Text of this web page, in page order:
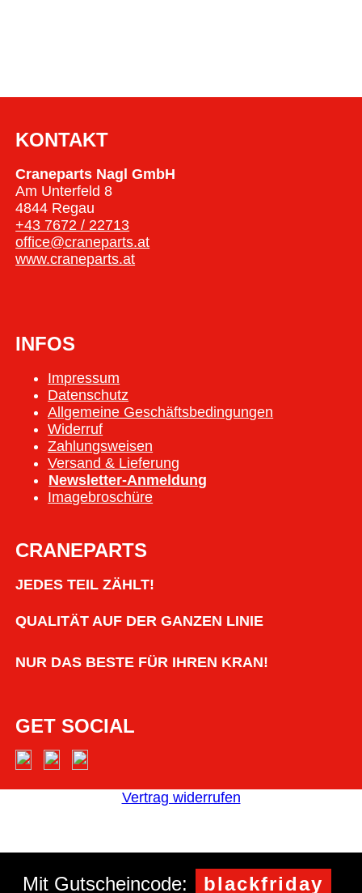
KONTAKT
Craneparts Nagl GmbH
Am Unterfeld 8
4844 Regau
+43 7672 / 22713
office@craneparts.at
www.craneparts.at
INFOS
Impressum
Datenschutz
Allgemeine Geschäftsbedingungen
Widerruf
Zahlungsweisen
Versand & Lieferung
Newsletter-Anmeldung
Imagebroschüre
CRANEPARTS
JEDES TEIL ZÄHLT!
QUALITÄT AUF DER GANZEN LINIE
NUR DAS BESTE FÜR IHREN KRAN!
GET SOCIAL
Vertrag widerrufen
Mit Gutscheincode: blackfriday